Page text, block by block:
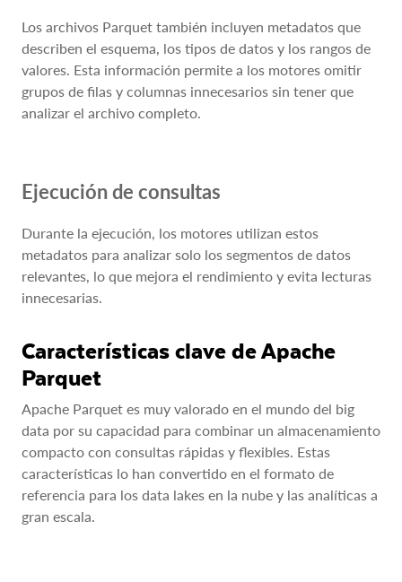
Los archivos Parquet también incluyen metadatos que
describen el esquema, los tipos de datos y los rangos de
valores. Esta información permite a los motores omitir
grupos de filas y columnas innecesarios sin tener que
analizar el archivo completo.
Ejecución de consultas
Durante la ejecución, los motores utilizan estos
metadatos para analizar solo los segmentos de datos
relevantes, lo que mejora el rendimiento y evita lecturas
innecesarias.
Características clave de Apache
Parquet
Apache Parquet es muy valorado en el mundo del big
data por su capacidad para combinar un almacenamiento
compacto con consultas rápidas y flexibles. Estas
características lo han convertido en el formato de
referencia para los data lakes en la nube y las analíticas a
gran escala.